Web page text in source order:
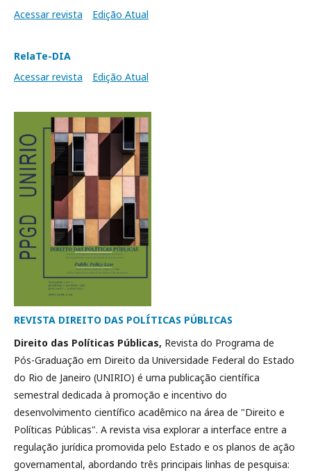
Acessar revista
Edição Atual
RelaTe-DIA
Acessar revista
Edição Atual
REVISTA DIREITO DAS POLÍTICAS PÚBLICAS
Direito das Políticas Públicas, Revista do Programa de
Pós-Graduação em Direito da Universidade Federal do Estado
do Rio de Janeiro (UNIRIO) é uma publicação científica
semestral dedicada à promoção e incentivo do
desenvolvimento científico acadêmico na área de "Direito e
Políticas Públicas". A revista visa explorar a interface entre a
regulação jurídica promovida pelo Estado e os planos de ação
governamental, abordando três principais linhas de pesquisa: